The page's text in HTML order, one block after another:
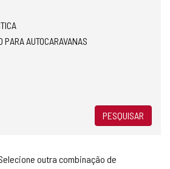
PARA AUTOCARAVANAS
PESQUISAR
outra combinação de